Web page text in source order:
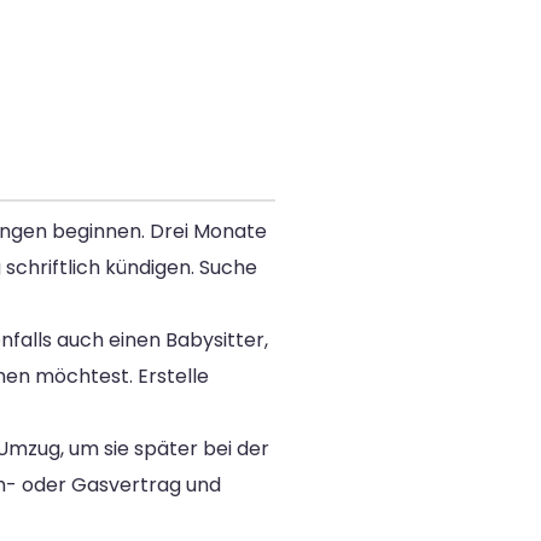
beginnen. Drei Monate
kündigen. Suche
auch einen Babysitter,
möchtest. Erstelle
um sie später bei der
oder Gasvertrag und